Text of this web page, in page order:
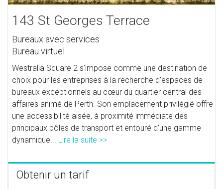
143 St Georges Terrace
Bureaux avec services
Bureau virtuel
Westralia Square 2 s'impose comme une destination de
choix pour les entreprises à la recherche d'espaces de
bureaux exceptionnels au cœur du quartier central des
affaires animé de Perth. Son emplacement privilégié offre
une accessibilité aisée, à proximité immédiate des
principaux pôles de transport et entouré d'une gamme
dynamique... Lire la suite >>
Obtenir un tarif